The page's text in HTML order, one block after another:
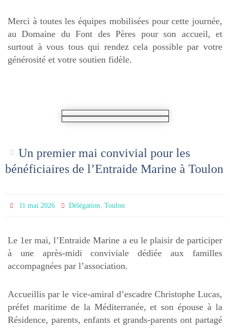
Merci à toutes les équipes mobilisées pour cette journée,
au Domaine du Font des Pères pour son accueil, et
surtout à vous tous qui rendez cela possible par votre
générosité et votre soutien fidèle.
Un premier mai convivial pour les
bénéficiaires de l’Entraide Marine à Toulon
11 mai 2026 Délégation, Toulon
Le 1er mai, l’Entraide Marine a eu le plaisir de participer
à une après-midi conviviale dédiée aux familles
accompagnées par l’association.
Accueillis par le vice-amiral d’escadre Christophe Lucas,
préfet maritime de la Méditerranée, et son épouse à la
Résidence, parents, enfants et grands-parents ont partagé